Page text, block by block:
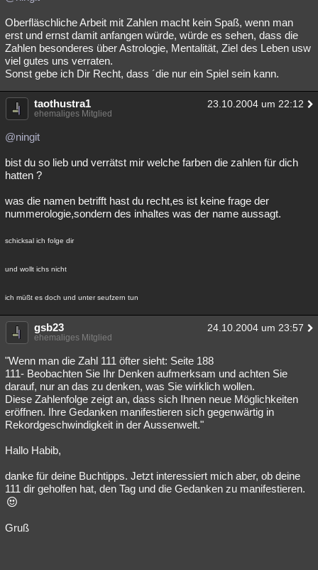
Oberfläschliche Arbeit mit Zahlen macht kein Spaß, wenn man
erst und ernst damit anfangen würde, würde es sehen, dass die
Zahlen besonderes über Astrologie, Mentalität, Ziel des Leben usw
viel gutes uns verraten.
Sonst gebe ich Dir Recht, dass ´die nur ein Spiel sein kann.
taothustra1 23.10.2004 um 22:12
ehemaliges Mitglied
@ningit
bist du so lieb und verrätst mir welche farben die zahlen für dich
hatten ?
was die namen betrifft hast du recht,es ist keine frage der
nummerologie,sondern des inhaltes was der name aussagt.
schicksal ich folge dir
und wollt ichs nicht
ich müßt es doch und unter seufzern tun
gsb23 24.10.2004 um 23:57
ehemaliges Mitglied
"Wenn man die Zahl 111 öfter sieht: Seite 188
111- Beobachten Sie Ihr Denken aufmerksam und achten Sie
darauf, nur an das zu denken, was Sie wirklich wollen.
Diese Zahlenfolge zeigt an, dass sich Ihnen neue Möglichkeiten
eröffnen. Ihre Gedanken manifestieren sich gegenwärtig in
Rekordgeschwindigkeit in der Aussenwelt."
Hallo Habib,
danke für deine Buchtipps. Jetzt interessiert mich aber, ob deine
111 dir geholfen hat, den Tag und die Gedanken zu manifestieren.
Gruß